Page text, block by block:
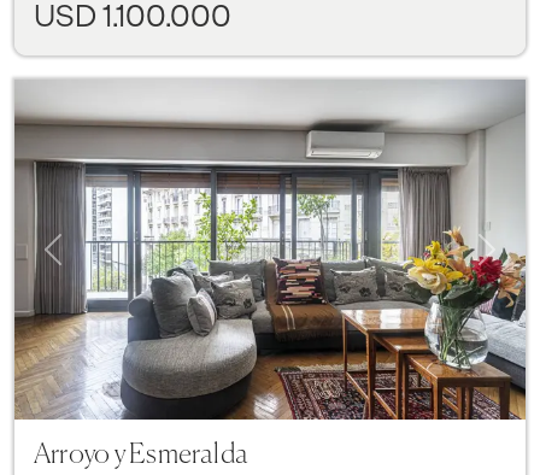
USD 1.100.000
Previous Next
Arroyo y Esmeralda